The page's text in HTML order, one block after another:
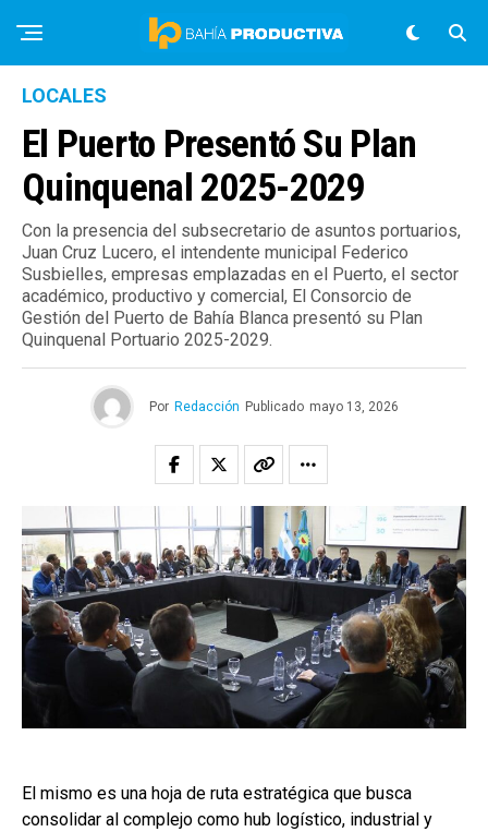
LOCALES
El Puerto Presentó Su Plan
Quinquenal 2025-2029
Con la presencia del subsecretario de asuntos portuarios,
Juan Cruz Lucero, el intendente municipal Federico
Susbielles, empresas emplazadas en el Puerto, el sector
académico, productivo y comercial, El Consorcio de
Gestión del Puerto de Bahía Blanca presentó su Plan
Quinquenal Portuario 2025-2029.
Por Redacción Publicado mayo 13, 2026
El mismo es una hoja de ruta estratégica que busca
consolidar al complejo como hub logístico, industrial y